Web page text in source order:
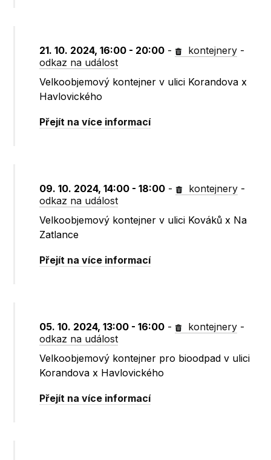
21. 10. 2024, 16:00 - 20:00 - kontejnery -
odkaz na událost
Velkoobjemový kontejner v ulici Korandova x
Havlovického
Přejít na více informací
09. 10. 2024, 14:00 - 18:00 - kontejnery -
odkaz na událost
Velkoobjemový kontejner v ulici Kováků x Na
Zatlance
Přejít na více informací
05. 10. 2024, 13:00 - 16:00 - kontejnery -
odkaz na událost
Velkoobjemový kontejner pro bioodpad v ulici
Korandova x Havlovického
Přejít na více informací